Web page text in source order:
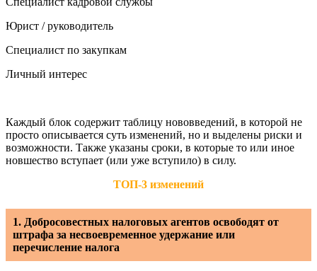
Юрист / руководитель
Специалист по закупкам
Личный интерес
Каждый блок содержит таблицу нововведений, в которой не
просто описывается суть изменений, но и выделены риски и
возможности. Также указаны сроки, в которые то или иное
новшество вступает (или уже вступило) в силу.
ТОП-3 изменений
1. Добросовестных налоговых агентов освободят от
штрафа за несвоевременное удержание или
перечисление налога